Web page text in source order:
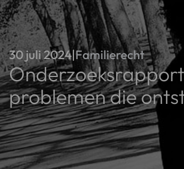
30 juli 2024|Familierecht
problemen die